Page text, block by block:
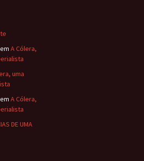
em A Cólera,
uma
em A Cólera,
DE UMA